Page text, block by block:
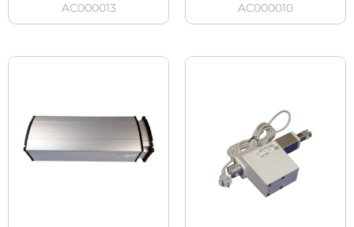
AC000013 AC000010